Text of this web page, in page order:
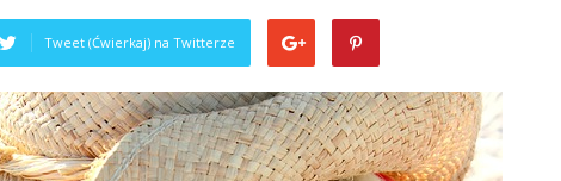
Tweet (Ćwierkaj) na Twitterze